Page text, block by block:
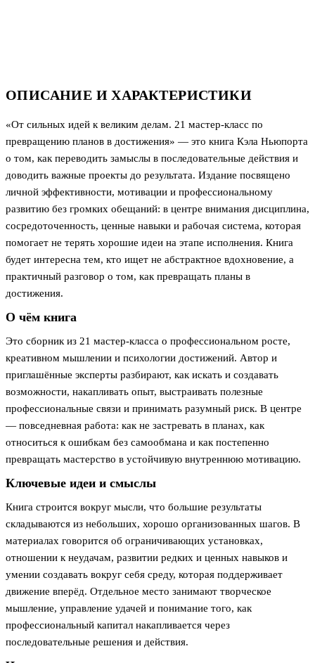
ОПИСАНИЕ И ХАРАКТЕРИСТИКИ
«От сильных идей к великим делам. 21 мастер-класс по
превращению планов в достижения» — это книга Кэла Ньюпорта
о том, как переводить замыслы в последовательные действия и
доводить важные проекты до результата. Издание посвящено
личной эффективности, мотивации и профессиональному
развитию без громких обещаний: в центре внимания дисциплина,
сосредоточенность, ценные навыки и рабочая система, которая
помогает не терять хорошие идеи на этапе исполнения. Книга
будет интересна тем, кто ищет не абстрактное вдохновение, а
практичный разговор о том, как превращать планы в
достижения.
О чём книга
Это сборник из 21 мастер-класса о профессиональном росте,
креативном мышлении и психологии достижений. Автор и
приглашённые эксперты разбирают, как искать и создавать
возможности, накапливать опыт, выстраивать полезные
профессиональные связи и принимать разумный риск. В центре
— повседневная работа: как не застревать в планах, как
относиться к ошибкам без самообмана и как постепенно
превращать мастерство в устойчивую внутреннюю мотивацию.
Ключевые идеи и смыслы
Книга строится вокруг мысли, что большие результаты
складываются из небольших, хорошо организованных шагов. В
материалах говорится об ограничивающих установках,
отношении к неудачам, развитии редких и ценных навыков и
умении создавать вокруг себя среду, которая поддерживает
движение вперёд. Отдельное место занимают творческое
мышление, управление удачей и понимание того, как
профессиональный капитал накапливается через
последовательные решения и действия.